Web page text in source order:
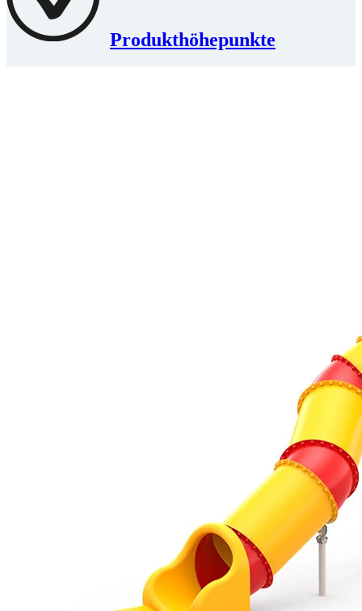
Produkthöhepunkte